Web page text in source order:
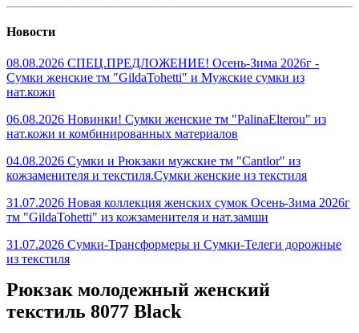
Новости
08.08.2026 СПЕЦ.ПРЕДЛОЖЕНИЕ! Осень-Зима 2026г -
Сумки женские тм "GildaTohetti" и Мужские сумки из
нат.кожи
06.08.2026 Новинки! Сумки женские тм "PalinaElterou" из
нат.кожи и комбинированных материалов
04.08.2026 Сумки и Рюкзаки мужские тм "Cantlor" из
кожзаменителя и текстиля.Сумки женские из текстиля
31.07.2026 Новая коллекция женских сумок Осень-Зима 2026г
тм "GildaTohetti" из кожзаменителя и нат.замши
31.07.2026 Сумки-Трансформеры и Сумки-Телеги дорожные
из текстиля
Рюкзак молодежный женский
текстиль 8077 Black